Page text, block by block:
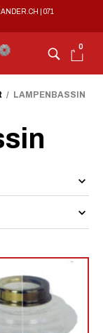
071
0
/ LAMPENBASSIN